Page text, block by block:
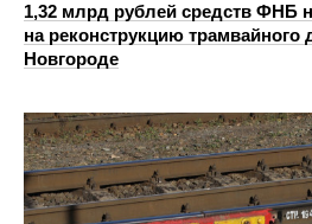
1,32 млрд рублей средств ФНБ
на реконструкцию
Новгороде